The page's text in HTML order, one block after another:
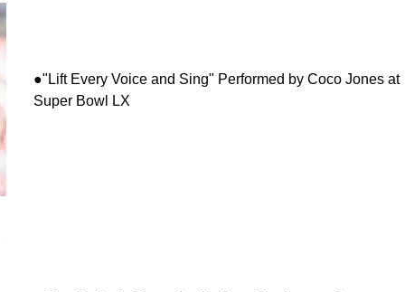
●"Lift Every Voice and Sing" Performed by Coco Jones at
Super Bowl LX